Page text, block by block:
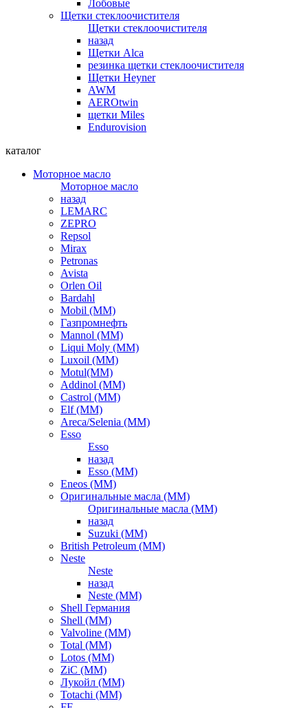
Лобовые
Щетки стеклоочистителя
Щетки стеклоочистителя
назад
Щетки Alca
резинка щетки стеклоочистителя
Щетки Heyner
AWM
AEROtwin
щетки Miles
Endurovision
каталог
Моторное масло
Моторное масло
назад
LEMARC
ZEPRO
Repsol
Mirax
Petronas
Avista
Orlen Oil
Bardahl
Mobil (ММ)
Газпромнефть
Mannol (ММ)
Liqui Moly (ММ)
Luxoil (ММ)
Motul(ММ)
Addinol (ММ)
Castrol (ММ)
Elf (ММ)
Areca/Selenia (ММ)
Esso
Esso
назад
Esso (ММ)
Eneos (ММ)
Оригинальные масла (ММ)
Оригинальные масла (ММ)
назад
Suzuki (ММ)
British Petroleum (ММ)
Neste
Neste
назад
Neste (ММ)
Shell Германия
Shell (ММ)
Valvoline (ММ)
Total (ММ)
Lotos (ММ)
ZiC (ММ)
Лукойл (ММ)
Totachi (MM)